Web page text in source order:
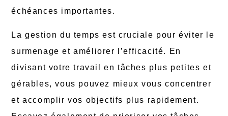
échéances importantes.
La gestion du temps est cruciale pour éviter le
surmenage et améliorer l’efficacité. En
divisant votre travail en tâches plus petites et
gérables, vous pouvez mieux vous concentrer
et accomplir vos objectifs plus rapidement.